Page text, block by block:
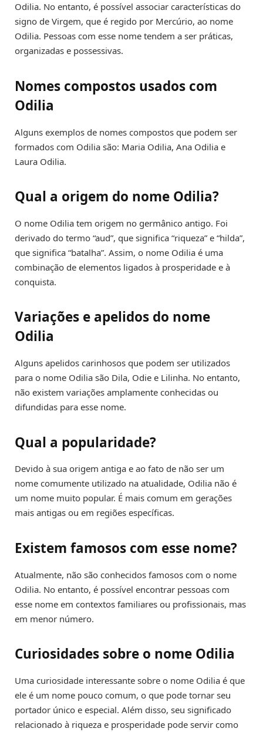
Odilia. No entanto, é possível associar características do
signo de Virgem, que é regido por Mercúrio, ao nome
Odilia. Pessoas com esse nome tendem a ser práticas,
organizadas e possessivas.
Nomes compostos usados com
Odilia
Alguns exemplos de nomes compostos que podem ser
formados com Odilia são: Maria Odilia, Ana Odilia e
Laura Odilia.
Qual a origem do nome Odilia?
O nome Odilia tem origem no germânico antigo. Foi
derivado do termo “aud”, que significa “riqueza” e “hilda”,
que significa “batalha”. Assim, o nome Odilia é uma
combinação de elementos ligados à prosperidade e à
conquista.
Variações e apelidos do nome
Odilia
Alguns apelidos carinhosos que podem ser utilizados
para o nome Odilia são Dila, Odie e Lilinha. No entanto,
não existem variações amplamente conhecidas ou
difundidas para esse nome.
Qual a popularidade?
Devido à sua origem antiga e ao fato de não ser um
nome comumente utilizado na atualidade, Odilia não é
um nome muito popular. É mais comum em gerações
mais antigas ou em regiões específicas.
Existem famosos com esse nome?
Atualmente, não são conhecidos famosos com o nome
Odilia. No entanto, é possível encontrar pessoas com
esse nome em contextos familiares ou profissionais, mas
em menor número.
Curiosidades sobre o nome Odilia
Uma curiosidade interessante sobre o nome Odilia é que
ele é um nome pouco comum, o que pode tornar seu
portador único e especial. Além disso, seu significado
relacionado à riqueza e prosperidade pode servir como